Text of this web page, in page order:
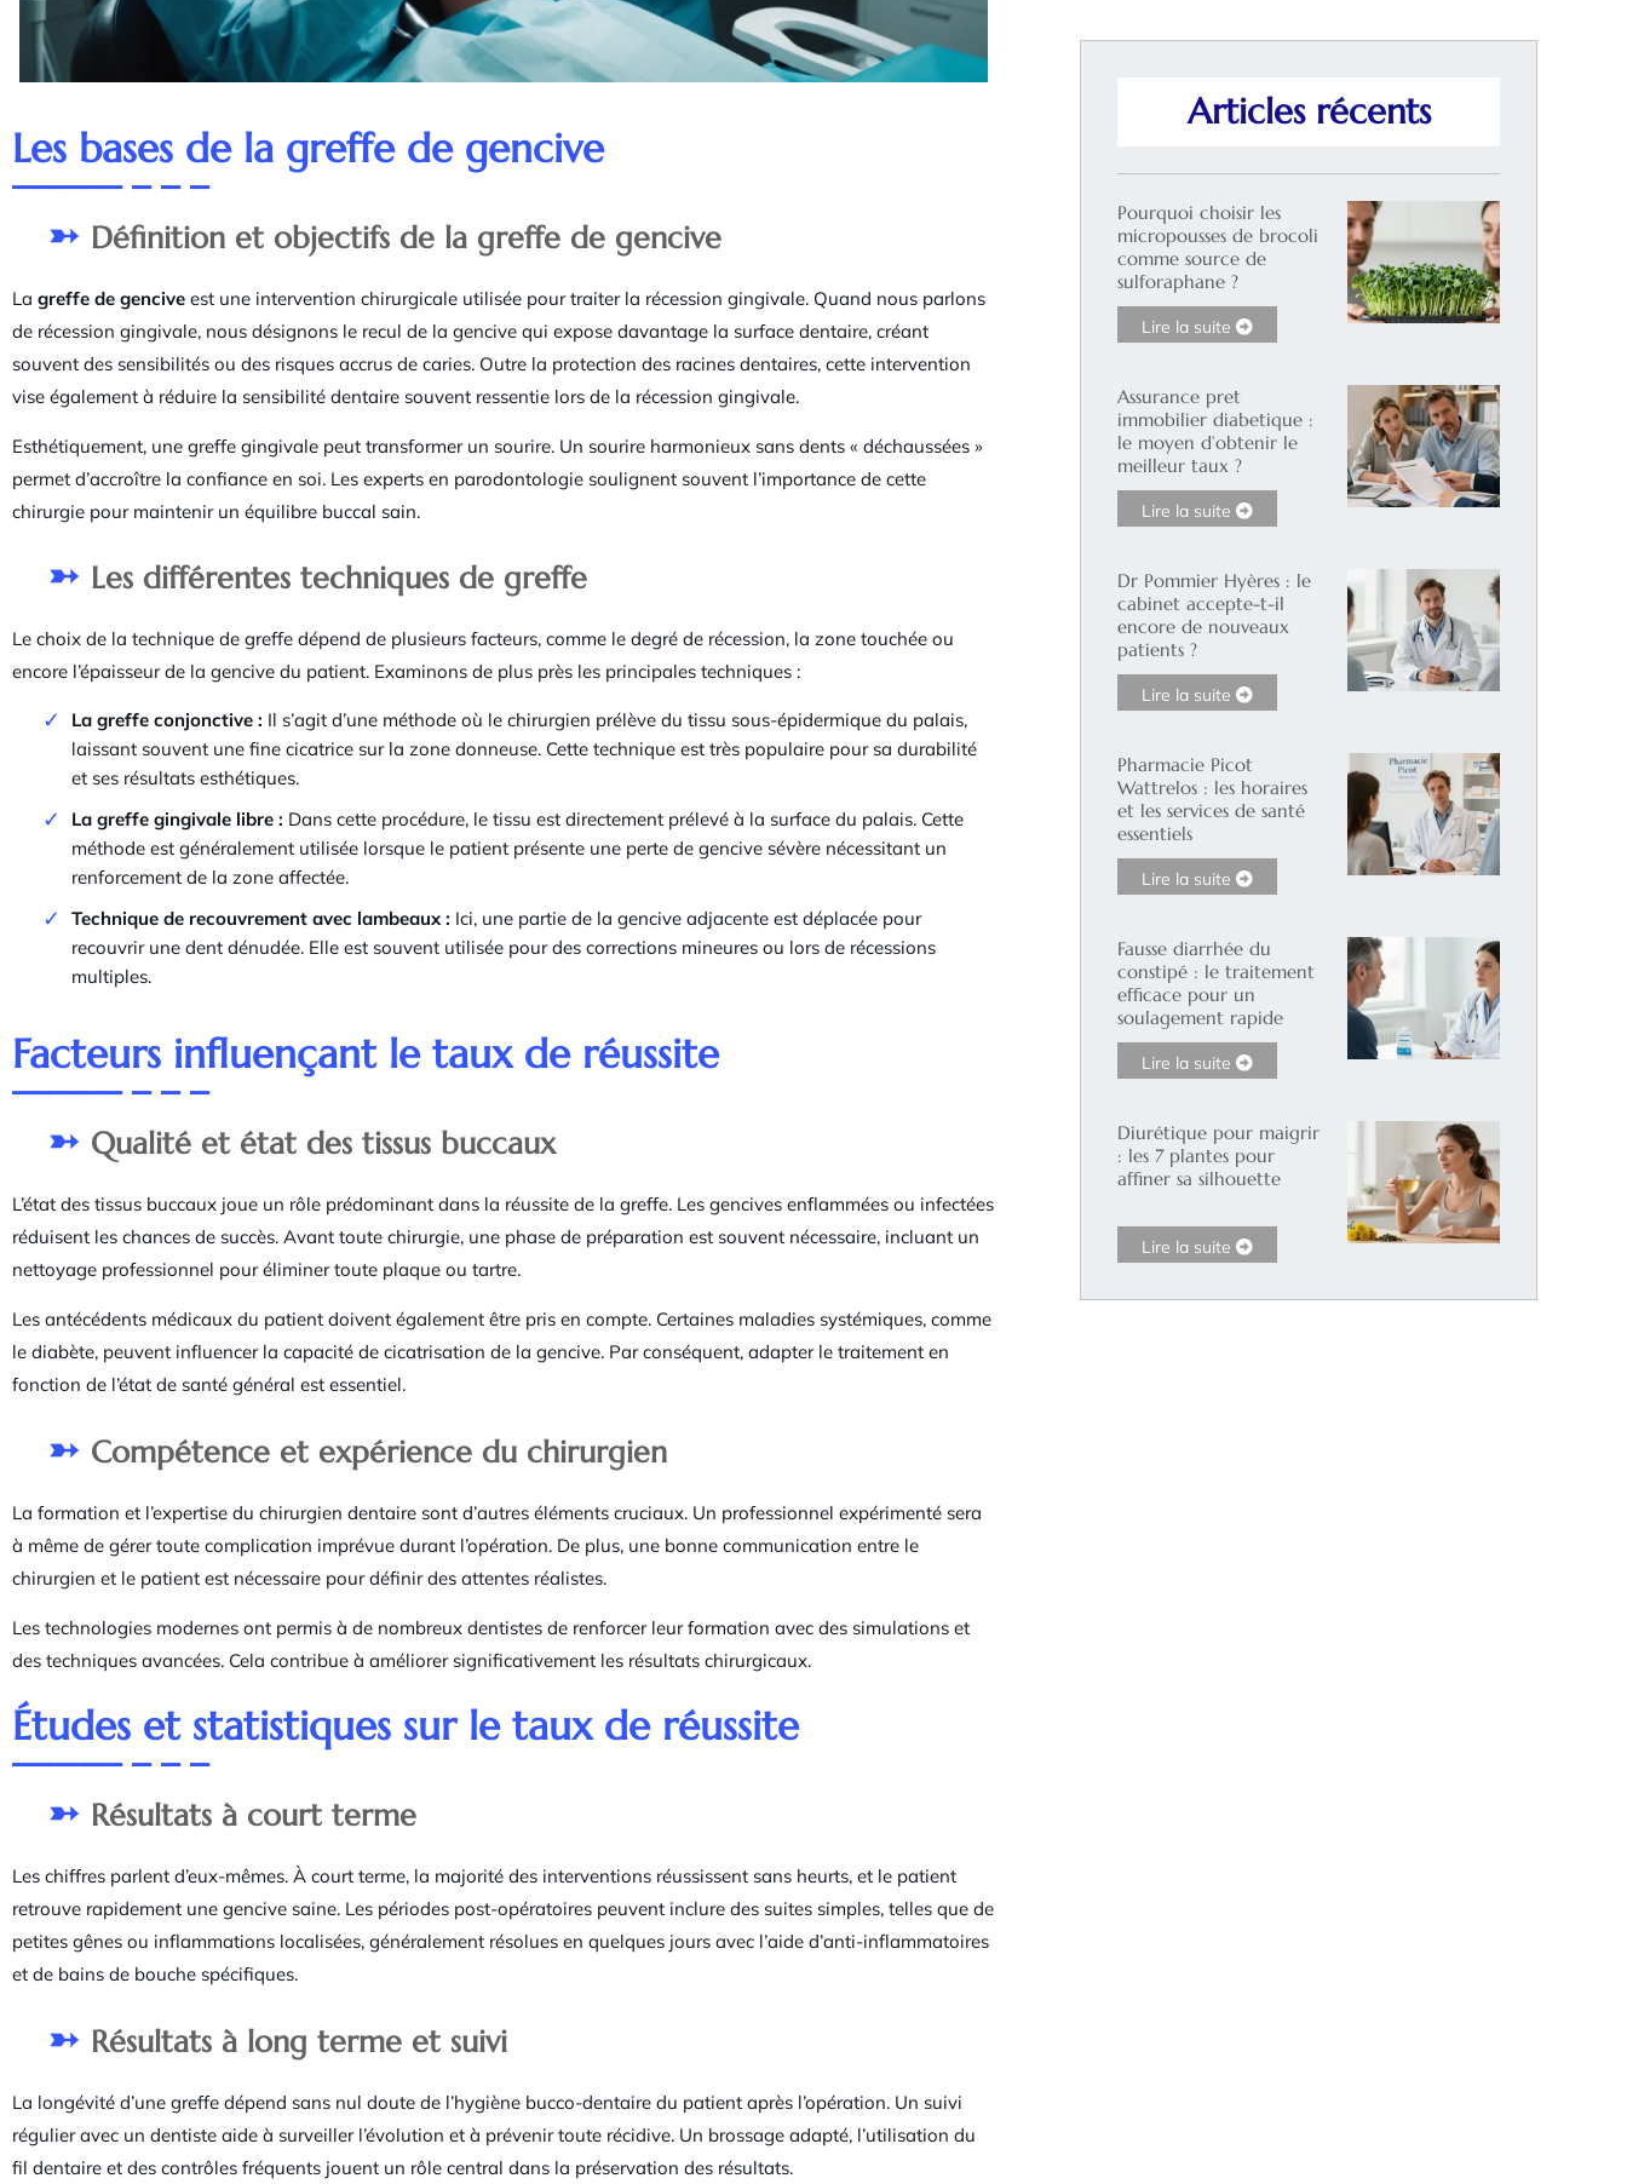
Les bases de la greffe de gencive
Définition et objectifs de la greffe de gencive
La greffe de gencive est une intervention chirurgicale utilisée pour traiter la récession gingivale. Quand nous parlons
de récession gingivale, nous désignons le recul de la gencive qui expose davantage la surface dentaire, créant
souvent des sensibilités ou des risques accrus de caries. Outre la protection des racines dentaires, cette intervention
vise également à réduire la sensibilité dentaire souvent ressentie lors de la récession gingivale.
Esthétiquement, une greffe gingivale peut transformer un sourire. Un sourire harmonieux sans dents « déchaussées »
permet d’accroître la confiance en soi. Les experts en parodontologie soulignent souvent l’importance de cette
chirurgie pour maintenir un équilibre buccal sain.
Les différentes techniques de greffe
Le choix de la technique de greffe dépend de plusieurs facteurs, comme le degré de récession, la zone touchée ou
encore l’épaisseur de la gencive du patient. Examinons de plus près les principales techniques :
La greffe conjonctive : Il s’agit d’une méthode où le chirurgien prélève du tissu sous-épidermique du palais,
laissant souvent une fine cicatrice sur la zone donneuse. Cette technique est très populaire pour sa durabilité
et ses résultats esthétiques.
La greffe gingivale libre : Dans cette procédure, le tissu est directement prélevé à la surface du palais. Cette
méthode est généralement utilisée lorsque le patient présente une perte de gencive sévère nécessitant un
renforcement de la zone affectée.
Technique de recouvrement avec lambeaux : Ici, une partie de la gencive adjacente est déplacée pour
recouvrir une dent dénudée. Elle est souvent utilisée pour des corrections mineures ou lors de récessions
multiples.
Facteurs influençant le taux de réussite
Qualité et état des tissus buccaux
L’état des tissus buccaux joue un rôle prédominant dans la réussite de la greffe. Les gencives enflammées ou infectées
réduisent les chances de succès. Avant toute chirurgie, une phase de préparation est souvent nécessaire, incluant un
nettoyage professionnel pour éliminer toute plaque ou tartre.
Les antécédents médicaux du patient doivent également être pris en compte. Certaines maladies systémiques, comme
le diabète, peuvent influencer la capacité de cicatrisation de la gencive. Par conséquent, adapter le traitement en
fonction de l’état de santé général est essentiel.
Compétence et expérience du chirurgien
La formation et l’expertise du chirurgien dentaire sont d’autres éléments cruciaux. Un professionnel expérimenté sera
à même de gérer toute complication imprévue durant l’opération. De plus, une bonne communication entre le
chirurgien et le patient est nécessaire pour définir des attentes réalistes.
Les technologies modernes ont permis à de nombreux dentistes de renforcer leur formation avec des simulations et
des techniques avancées. Cela contribue à améliorer significativement les résultats chirurgicaux.
Études et statistiques sur le taux de réussite
Résultats à court terme
Les chiffres parlent d’eux-mêmes. À court terme, la majorité des interventions réussissent sans heurts, et le patient
retrouve rapidement une gencive saine. Les périodes post-opératoires peuvent inclure des suites simples, telles que de
petites gênes ou inflammations localisées, généralement résolues en quelques jours avec l’aide d’anti-inflammatoires
et de bains de bouche spécifiques.
Résultats à long terme et suivi
La longévité d’une greffe dépend sans nul doute de l’hygiène bucco-dentaire du patient après l’opération. Un suivi
régulier avec un dentiste aide à surveiller l’évolution et à prévenir toute récidive. Un brossage adapté, l’utilisation du
fil dentaire et des contrôles fréquents jouent un rôle central dans la préservation des résultats.
Articles récents
Pourquoi choisir les
micropousses de brocoli
comme source de
sulforaphane ?
Lire la suite
Assurance pret
immobilier diabetique :
le moyen d’obtenir le
meilleur taux ?
Lire la suite
Dr Pommier Hyères : le
cabinet accepte-t-il
encore de nouveaux
patients ?
Lire la suite
Pharmacie Picot
Wattrelos : les horaires
et les services de santé
essentiels
Lire la suite
Fausse diarrhée du
constipé : le traitement
efficace pour un
soulagement rapide
Lire la suite
Diurétique pour maigrir
: les 7 plantes pour
affiner sa silhouette
Lire la suite